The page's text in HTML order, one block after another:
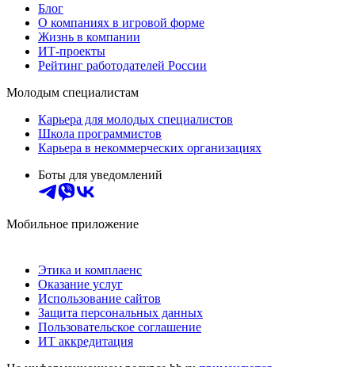
Блог
О компаниях в игровой форме
Жизнь в компании
ИТ-проекты
Рейтинг работодателей России
Молодым специалистам
Карьера для молодых специалистов
Школа программистов
Карьера в некоммерческих организациях
Боты для уведомлений
Мобильное приложение
Этика и комплаенс
Оказание услуг
Использование сайтов
Защита персональных данных
Пользовательское соглашение
ИТ аккредитация